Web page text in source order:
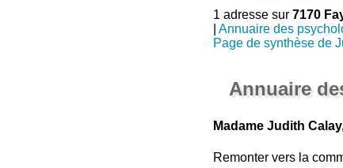
1 adresse sur 7170
Annuaire des
Page de synthèse de
Annuaire
Madame Judith
Remonter vers la